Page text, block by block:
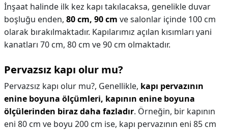
İnşaat halinde ilk kez kapı takılacaksa, genelikle duvar
boşluğu enden, 80 cm, 90 cm ve salonlar içinde 100 cm
olarak bırakılmaktadır. Kapılarımız açılan kısımları yani
kanatları 70 cm, 80 cm ve 90 cm olmaktadır.
Pervazsız kapı olur mu?
Pervazsız kapı olur mu?, Genellikle, kapı pervazının
enine boyuna ölçümleri, kapının enine boyuna
ölçülerinden biraz daha fazladır. Örneğin, bir kapının
eni 80 cm ve boyu 200 cm ise, kapı pervazının eni 85 cm